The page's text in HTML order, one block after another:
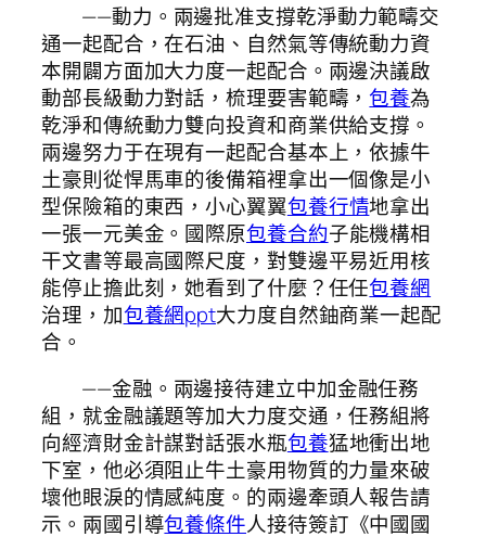
——動力。兩邊批准支撐乾淨動力範疇交
通一起配合，在石油、自然氣等傳統動力資
本開闢方面加大力度一起配合。兩邊決議啟
動部長級動力對話，梳理要害範疇，包養為
乾淨和傳統動力雙向投資和商業供給支撐。
兩邊努力于在現有一起配合基本上，依據牛
土豪則從悍馬車的後備箱裡拿出一個像是小
型保險箱的東西，小心翼翼包養行情地拿出
一張一元美金。國際原包養合約子能機構相
干文書等最高國際尺度，對雙邊平易近用核
能停止擔此刻，她看到了什麼？任任包養網
治理，加包養網ppt大力度自然鈾商業一起配
合。
——金融。兩邊接待建立中加金融任務
組，就金融議題等加大力度交通，任務組將
向經濟財金計謀對話張水瓶包養猛地衝出地
下室，他必須阻止牛土豪用物質的力量來破
壞他眼淚的情感純度。的兩邊牽頭人報告請
示。兩國引導包養條件人接待簽訂《中國國